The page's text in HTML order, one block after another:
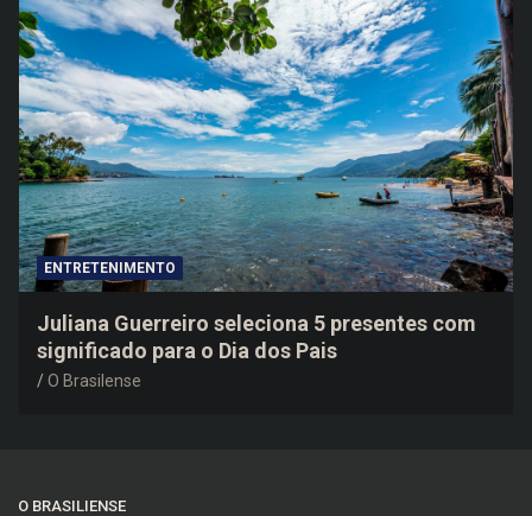
ENTRETENIMENTO
Juliana Guerreiro seleciona 5 presentes com
significado para o Dia dos Pais
O Brasilense
O BRASILIENSE